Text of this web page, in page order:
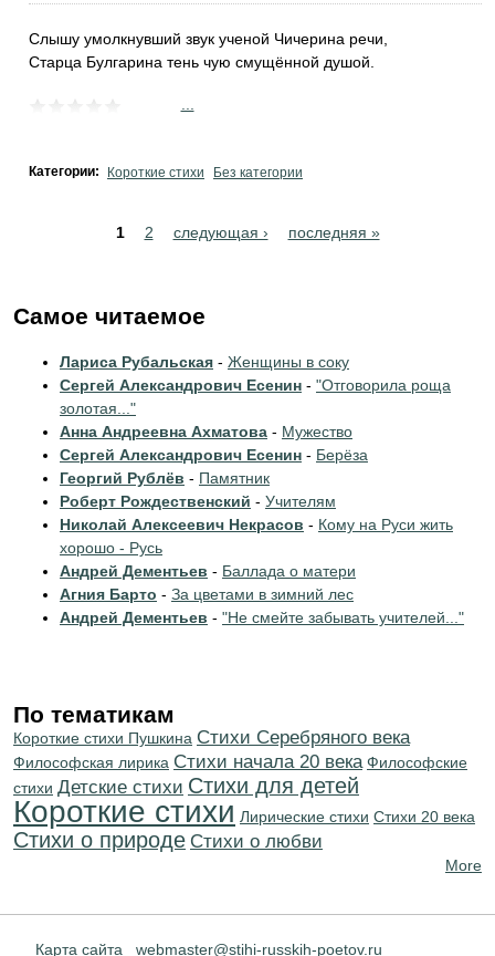
Слышу умолкнувший звук ученой Чичерина речи,
Старца Булгарина тень чую смущённой душой.
Категории: Короткие стихи Без категории
1 2 следующая › последняя »
Самое читаемое
Лариса Рубальская - Женщины в соку
Сергей Александрович Есенин - "Отговорила роща
золотая..."
Анна Андреевна Ахматова - Мужество
Сергей Александрович Есенин - Берёза
Георгий Рублёв - Памятник
Роберт Рождественский - Учителям
Николай Алексеевич Некрасов - Кому на Руси жить
хорошо - Русь
Андрей Дементьев - Баллада о матери
Агния Барто - За цветами в зимний лес
Андрей Дементьев - "Не смейте забывать учителей..."
По тематикам
Короткие стихи Пушкина Cтихи Серебряного века
Философская лирика Cтихи начала 20 века Философские
стихи Детские стихи Стихи для детей
Короткие стихи Лирические стихи Стихи 20 века
Стихи о природе Стихи о любви
More
Карта сайта webmaster@stihi-russkih-poetov.ru